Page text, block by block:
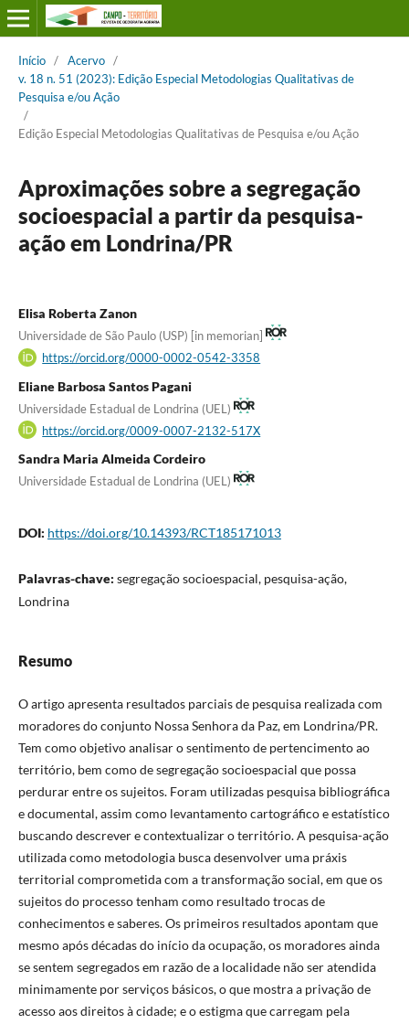
Início / Acervo /
v. 18 n. 51 (2023): Edição Especial Metodologias Qualitativas de
Pesquisa e/ou Ação
/
Edição Especial Metodologias Qualitativas de Pesquisa e/ou Ação
Aproximações sobre a segregação
socioespacial a partir da pesquisa-
ação em Londrina/PR
Elisa Roberta Zanon
Universidade de São Paulo (USP) [in memorian]
https://orcid.org/0000-0002-0542-3358
Eliane Barbosa Santos Pagani
Universidade Estadual de Londrina (UEL)
https://orcid.org/0009-0007-2132-517X
Sandra Maria Almeida Cordeiro
Universidade Estadual de Londrina (UEL)
DOI: https://doi.org/10.14393/RCT185171013
Palavras-chave: segregação socioespacial, pesquisa-ação,
Londrina
Resumo
O artigo apresenta resultados parciais de pesquisa realizada com
moradores do conjunto Nossa Senhora da Paz, em Londrina/PR.
Tem como objetivo analisar o sentimento de pertencimento ao
território, bem como de segregação socioespacial que possa
perdurar entre os sujeitos. Foram utilizadas pesquisa bibliográfica
e documental, assim como levantamento cartográfico e estatístico
buscando descrever e contextualizar o território. A pesquisa-ação
utilizada como metodologia busca desenvolver uma práxis
territorial comprometida com a transformação social, em que os
sujeitos do processo tenham como resultado trocas de
conhecimentos e saberes. Os primeiros resultados apontam que
mesmo após décadas do início da ocupação, os moradores ainda
se sentem segregados em razão de a localidade não ser atendida
minimamente por serviços básicos, o que mostra a privação de
acesso aos direitos à cidade; e o estigma que carregam pela